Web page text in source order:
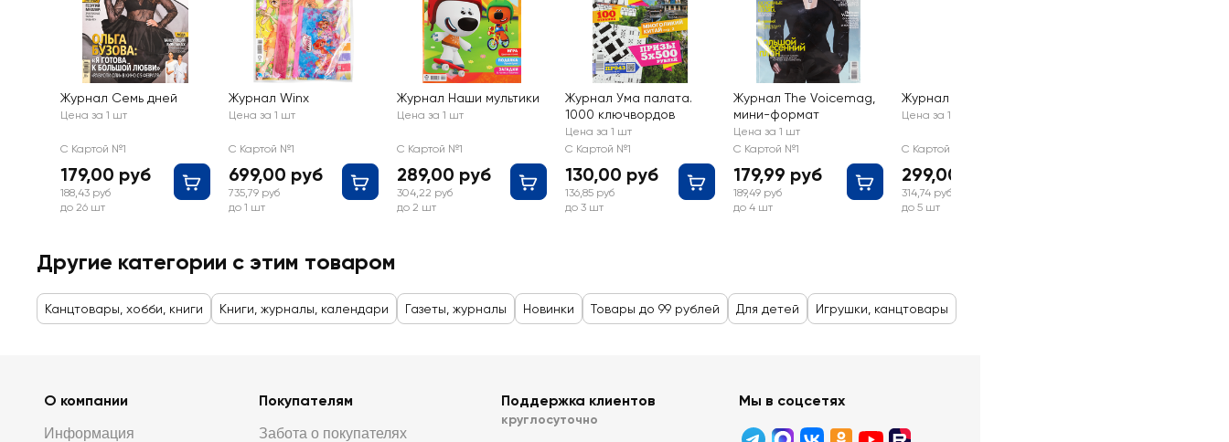
Журнал Семь дней
Цена за 1 шт
С Картой №1
179,00 руб
188,43 руб
до 26 шт
Журнал Winx
Цена за 1 шт
С Картой №1
699,00 руб
735,79 руб
до 1 шт
Журнал Наши мультики
Цена за 1 шт
С Картой №1
289,00 руб
304,22 руб
до 2 шт
Журнал Ума палата.
1000 ключвордов
Цена за 1 шт
С Картой №1
130,00 руб
136,85 руб
до 3 шт
Журнал The Voicemag,
мини-формат
Цена за 1 шт
С Картой №1
179,99 руб
189,49 руб
до 4 шт
Журнал За рулем
Цена за 1 шт
С Картой №1
299,00 руб
314,74 руб
до 5 шт
Другие категории с этим товаром
Канцтовары, хобби, книги Книги, журналы, календари Газеты, журналы Новинки Товары до 99 рублей Для детей Игрушки, канцтовары
О компании
Информация
Покупателям
Забота о покупателях
Поддержка клиентов
круглосуточно
Мы в соцсетях